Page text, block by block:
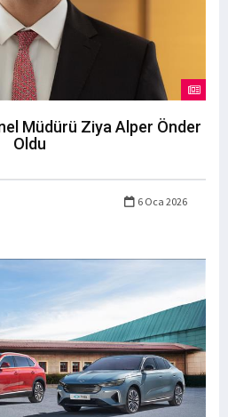
Müdürü Ziya Alper Önder
Oldu
6 Oca 2026